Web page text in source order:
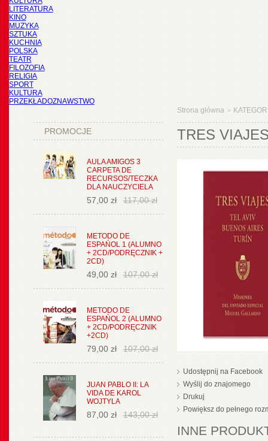
LITERATURA
KINO
MUZYKA
SZTUKA
KUCHNIA
POLSKA
TEATR
FILOZOFIA
RELIGIA
SPORT
KULTURA
PRZEKŁADOZNAWSTWO
PROMOCJE
AULA AMIGOS 3
CARPETA DE
RECURSOS/TECZKA
DLA NAUCZYCIELA
57,00 zł 117,00 zł
METODO DE
ESPAŃOL 1 (ALUMNO
+ 2CD/PODRĘCZNIK +
2CD)
49,00 zł 107,00 zł
METODO DE
ESPAŃOL 2 (ALUMNO
+ 2CD/PODRĘCZNIK
+2CD)
79,00 zł 107,00 zł
JUAN PABLO II: LA
VIDA DE KAROL
WOJTYLA
87,00 zł 143,00 zł
Strona główna >
TRES
Udostępnij na Facebook
Wyślij do znajomego
Drukuj
Powiększ do pełnego
INNE